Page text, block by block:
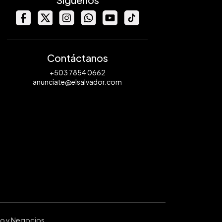
Contáctanos
+503 7854 0662
anunciate@elsalvador.com
y Negocios